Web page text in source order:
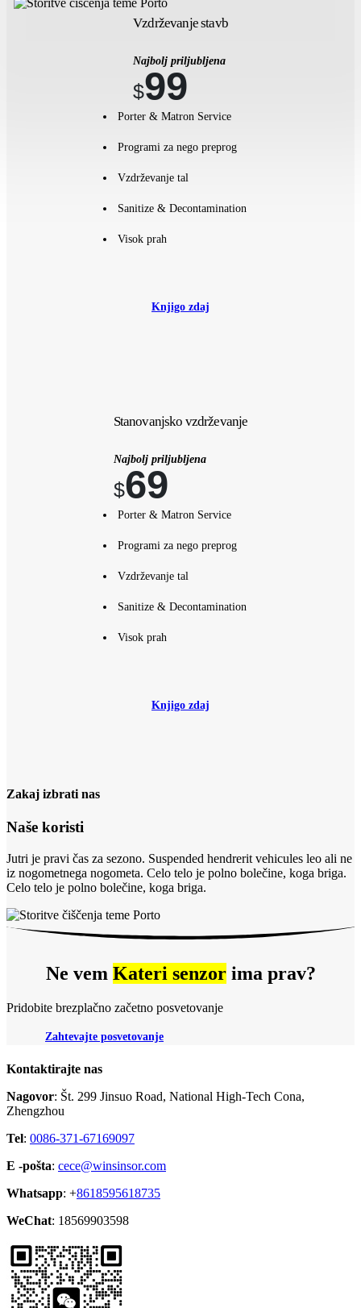
Vzdrževanje stavb
Najbolj priljubljena
$99
Knjigo zdaj
Porter & Matron Service
Programi za nego preprog
Vzdrževanje tal
Sanitize & Decontamination
Visok prah
Stanovanjsko vzdrževanje
Najbolj priljubljena
$69
Knjigo zdaj
Porter & Matron Service
Programi za nego preprog
Vzdrževanje tal
Sanitize & Decontamination
Visok prah
Zakaj izbrati nas
Naše koristi
Jutri je pravi čas za sezono. Suspended hendrerit vehicules leo ali ne
iz nogometnega nogometa. Celo telo je polno bolečine, koga briga.
Celo telo je polno bolečine, koga briga.
Ne vem Kateri senzorima prav?
Pridobite brezplačno začetno posvetovanje
Zahtevajte posvetovanje
Kontaktirajte nas
Nagovor: Št. 299 Jinsuo Road, National High-Tech Cona,
Zhengzhou
Tel: 0086-371-67169097
E -pošta: cece@winsinsor.com
Whatsapp: +8618595618735
WeChat: 18569903598